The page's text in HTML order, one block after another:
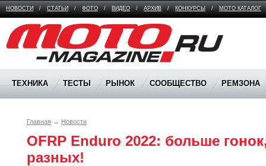
НОВОСТИ / СТАТЬИ / ФОТО / ВИДЕО / АРХИВ / КОНКУРСЫ / МОТО КАТАЛОГ
Moto Magazine
ТЕХНИКА ТЕСТЫ РЫНОК СООБЩЕСТВО РЕМЗОНА
Главная → Новости
OFRP Enduro 2022: больше
разных!